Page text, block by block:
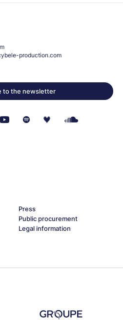
production.com
to the newsletter
Press
Public procurement
Legal information